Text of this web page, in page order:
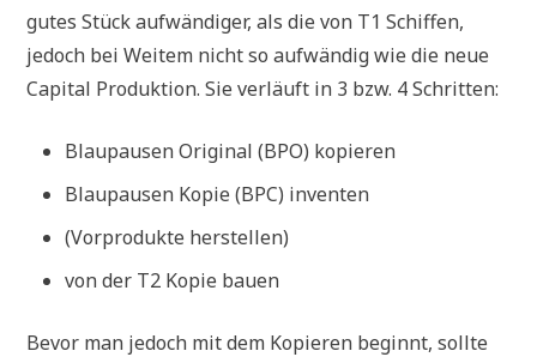
gutes Stück aufwändiger, als die von T1 Schiffen,
jedoch bei Weitem nicht so aufwändig wie die neue
Capital Produktion. Sie verläuft in 3 bzw. 4 Schritten:
Blaupausen Original (BPO) kopieren
Blaupausen Kopie (BPC) inventen
(Vorprodukte herstellen)
von der T2 Kopie bauen
Bevor man jedoch mit dem Kopieren beginnt, sollte